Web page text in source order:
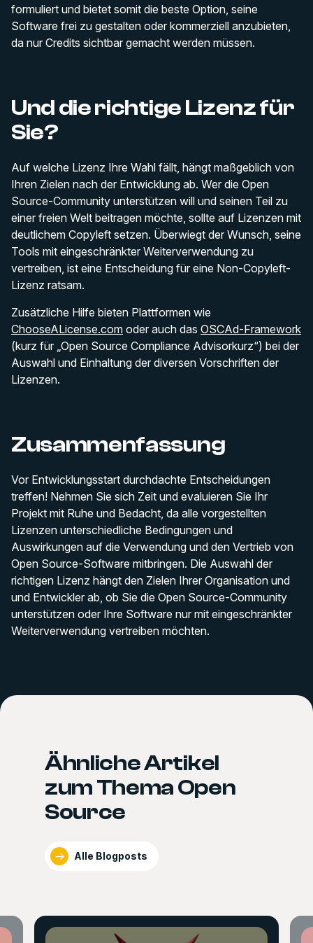
formuliert und bietet somit die beste Option, seine
Software frei zu gestalten oder kommerziell anzubieten,
da nur Credits sichtbar gemacht werden müssen.
Und die richtige Lizenz für
Sie?
Auf welche Lizenz Ihre Wahl fällt, hängt maßgeblich von
Ihren Zielen nach der Entwicklung ab. Wer die Open
Source-Community unterstützen will und seinen Teil zu
einer freien Welt beitragen möchte, sollte auf Lizenzen mit
deutlichem Copyleft setzen. Überwiegt der Wunsch, seine
Tools mit eingeschränkter Weiterverwendung zu
vertreiben, ist eine Entscheidung für eine Non-Copyleft-
Lizenz ratsam.
Zusätzliche Hilfe bieten Plattformen wie
ChooseALicense.com oder auch das OSCAd-Framework
(kurz für „Open Source Compliance Advisorkurz“) bei der
Auswahl und Einhaltung der diversen Vorschriften der
Lizenzen.
Zusammenfassung
Vor Entwicklungsstart durchdachte Entscheidungen
treffen! Nehmen Sie sich Zeit und evaluieren Sie Ihr
Projekt mit Ruhe und Bedacht, da alle vorgestellten
Lizenzen unterschiedliche Bedingungen und
Auswirkungen auf die Verwendung und den Vertrieb von
Open Source-Software mitbringen. Die Auswahl der
richtigen Lizenz hängt den Zielen Ihrer Organisation und
und Entwickler ab, ob Sie die Open Source-Community
unterstützen oder Ihre Software nur mit eingeschränkter
Weiterverwendung vertreiben möchten.
Ähnliche Artikel
zum Thema Open
Source
Alle Blogposts